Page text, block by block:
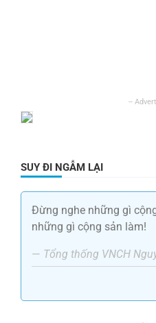
SUY ĐI NGẪM LẠI
Đừng nghe những gì
những gì cộng sản làm!
— Tổng thống VNCH